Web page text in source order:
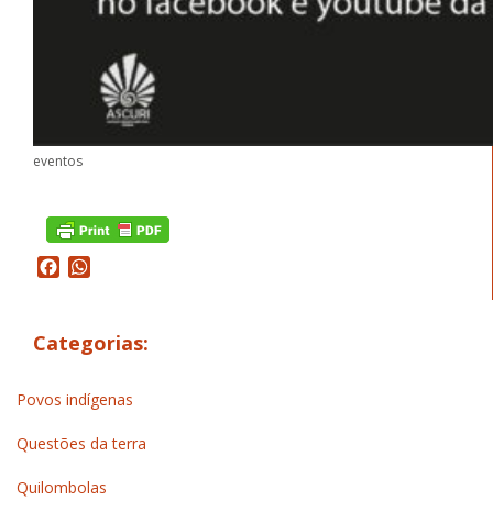
eventos
Facebook
Categorias:
Povos indígenas
Questões da terra
Quilombolas